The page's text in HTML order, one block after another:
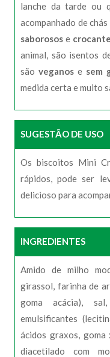
lanche da tarde ou
acompanhado de
saborosos e
animal, são isentos
são veganos e sem
medida certa e muito
SUGESTÃO DE USO
Os biscoitos Mini
rápidos, pode ser
delicioso para
INGREDIENTES
Amido de milho
girassol, farinha de
goma acácia),
emulsificantes
ácidos graxos,
diacetilado com